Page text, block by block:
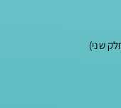
שני)